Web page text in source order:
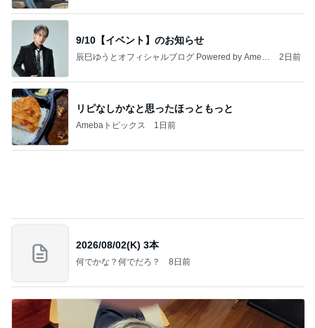
9/10【イベント】のお知らせ
辰巳ゆうとオフィシャルブログ Powered by Ameb
2日前
リピなしかなと思ったほっともっと
Amebaトピックス 1日前
2026/08/02(K) 3本
何でかな？何でだろ？ 8日前